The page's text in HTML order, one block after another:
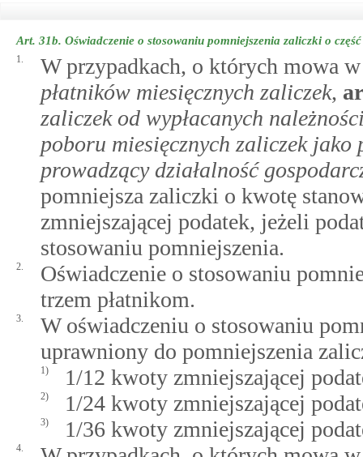
Art. 31b. Oświadczenie o stosowaniu pomniejszenia zaliczki o
1.
W przypadkach, o których mowa
płatników miesięcznych zaliczek,
zaliczek od wypłacanych
poboru miesięcznych zaliczek jako
prowadzący działalność
pomniejsza zaliczki o kwotę
zmniejszającej podatek, jeżeli
stosowaniu pomniejszenia.
2.
Oświadczenie o stosowaniu
trzem płatnikom.
3.
W oświadczeniu o stosowaniu
uprawniony do pomniejszenia
1) 1/12 kwoty zmniejszającej
2) 1/24 kwoty zmniejszającej
3) 1/36 kwoty zmniejszającej
4.